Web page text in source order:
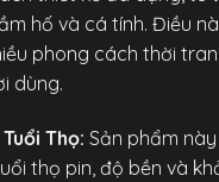
hố và cá tính. Điều
phong cách thời
dùng.
Thọ: Sản phẩm
thọ pin, độ bền và